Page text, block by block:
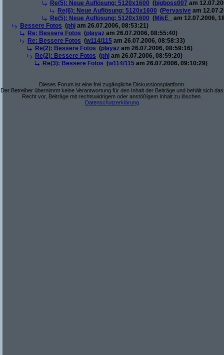
Re(5): Neue Auflösung: 5120x1600 (bigboss007 am
Re(6): Neue Auflösung: 5120x1600 (Pervasive am
Re(5): Neue Auflösung: 5120x1600 (MikE_
am 12.07.2006,
Bessere Fotos (phj am 26.07.2006, 08:53:21)
Re: Bessere Fotos (playaz am 26.07.2006, 08:55:40)
Re: Bessere Fotos (w114/115 am 26.07.2006, 08:58:33)
Re(2): Bessere Fotos (playaz am 26.07.2006, 08:59:16)
Re(2): Bessere Fotos (phj am 26.07.2006, 08:59:20)
Re(3): Bessere Fotos (w114/115 am 26.07.2006, 09:10:29)
Dieses Forum ist eine frei zugängliche Diskussionsplattform.
Der Betreiber übernimmt keine Verantwortung für den Inhalt der Beiträge und behält sich das
Recht vor, Beiträge mit rechtswidrigem oder anstößigem Inhalt zu löschen.
Datenschutzerklärung